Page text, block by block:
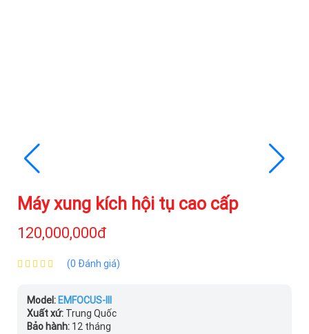
Máy xung kích hội tụ cao cấp
120,000,000đ
(0 Đánh giá)
Model: EMFOCUS-III
Xuất xứ: Trung Quốc
Bảo hành: 12 tháng